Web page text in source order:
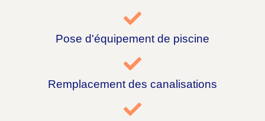
Pose d'équipement de piscine
Remplacement des canalisations